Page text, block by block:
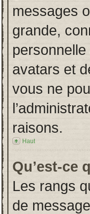
messages
grande,
personnelle
avatars et
vous ne
raisons.
Haut
Qu’est-ce
Les rangs
de